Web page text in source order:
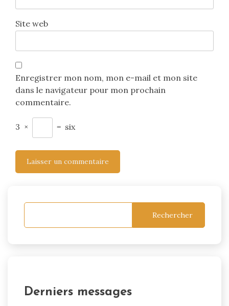
Site web
Enregistrer mon nom, mon e-mail et mon site
dans le navigateur pour mon prochain
commentaire.
3 × = six
Rechercher
Derniers messages